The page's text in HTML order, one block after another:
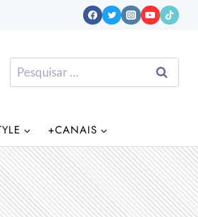
Pesquisar
por:
+CANAIS